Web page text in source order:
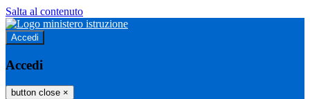
Salta al contenuto
Accedi
Accedi
button close ×